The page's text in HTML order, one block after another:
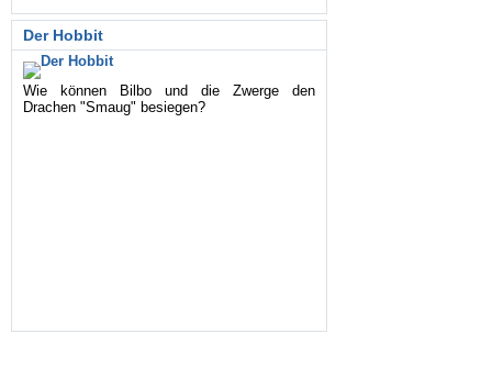
Der Hobbit
Wie können Bilbo und die Zwerge den
Drachen "Smaug" besiegen?